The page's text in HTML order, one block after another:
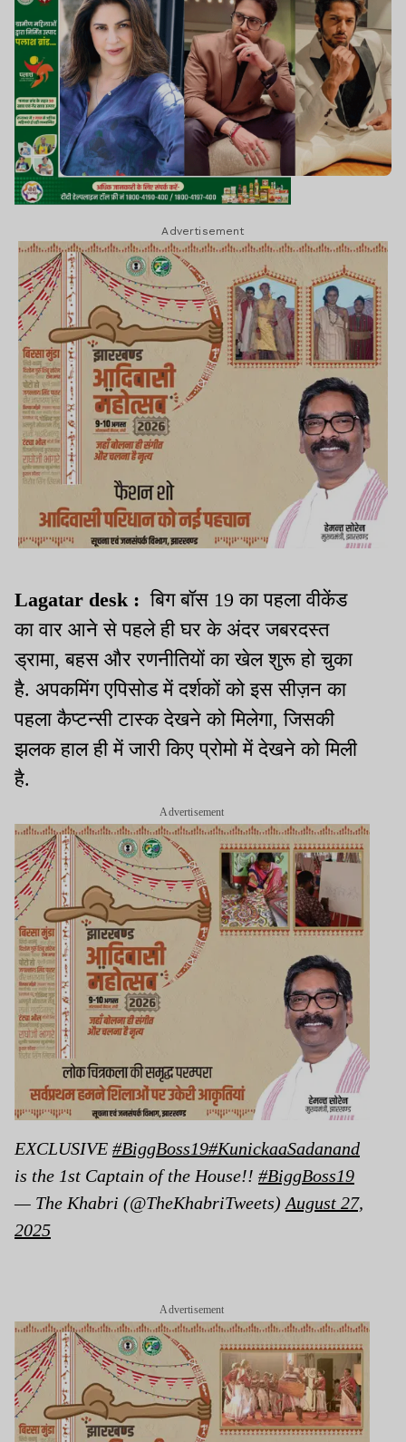
Advertisement
Lagatar desk : बिग बॉस 19 का पहला वीकेंड
का वार आने से पहले ही घर के अंदर जबरदस्त
ड्रामा, बहस और रणनीतियों का खेल शुरू हो चुका
है. अपकमिंग एपिसोड में दर्शकों को इस सीज़न का
पहला कैप्टन्सी टास्क देखने को मिलेगा, जिसकी
झलक हाल ही में जारी किए प्रोमो में देखने को मिली
है.
Advertisement
EXCLUSIVE #BiggBoss19#KunickaaSadanand
is the 1st Captain of the House!! #BiggBoss19
— The Khabri (@TheKhabriTweets) August 27,
2025
Advertisement